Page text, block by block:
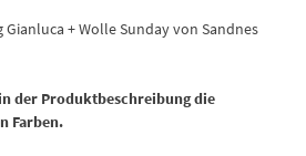
Gianluca + Wolle Sunday von Sandnes
der Produktbeschreibung die
Farben.